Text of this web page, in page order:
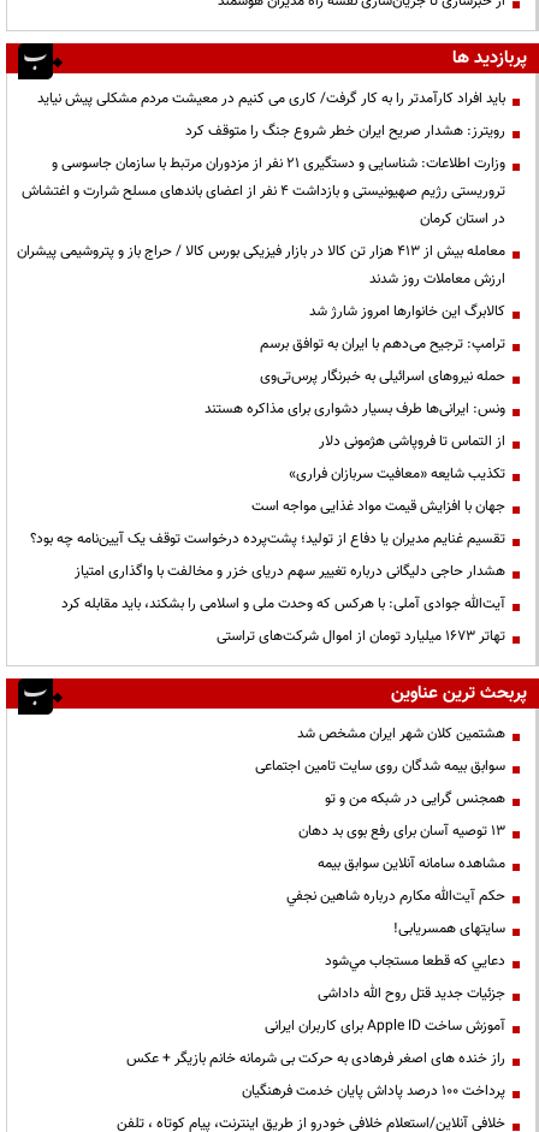
پربازدید ها
باید افراد کارآمدتر را به کار گرفت/ کاری می کنیم در معیشت مردم مشکلی پیش نیاید
رویترز: هشدار صریح ایران خطر شروع جنگ را متوقف کرد
وزارت اطلاعات: شناسایی و دستگیری ۲۱ نفر از مزدوران مرتبط با سازمان جاسوسی و
تروریستی رژیم صهیونیستی و بازداشت ۴ نفر از اعضای باندهای مسلح شرارت و اغتشاش
در استان کرمان
معامله بیش از ۴۱۳ هزار تن کالا در بازار فیزیکی بورس کالا / حراج باز و پتروشیمی پیشران
ارزش معاملات روز شدند
کالابرگ این خانوارها امروز شارژ شد
ترامپ: ترجیح می‌دهم با ایران به توافق برسم
حمله نیروهای اسرائیلی به خبرنگار پرس‌تی‌وی
ونس: ایرانی‌ها طرف بسیار دشواری برای مذاکره هستند
از التماس تا فروپاشی هژمونی دلار
تکذیب شایعه «معافیت سربازان فراری»
جهان با افزایش قیمت مواد غذایی مواجه است
تقسیم غنایم مدیران یا دفاع از تولید؛ پشت‌پرده درخواست توقف یک آیین‌نامه چه بود؟
هشدار حاجی دلیگانی درباره تغییر سهم دریای خزر و مخالفت با واگذاری امتیاز
آیت‌الله جوادی آملی: با هرکس که وحدت ملی و اسلامی را بشکند، باید مقابله کرد
تهاتر ۱۶۷۳ میلیارد تومان از اموال شرکت‌های تراستی
پربحث ترین عناوین
هشتمین کلان شهر ایران مشخص شد
سوابق بیمه شدگان روی سایت تامین اجتماعی
همجنس گرایی در شبکه من و تو
13 توصیه آسان برای رفع بوی بد دهان
مشاهده سامانه آنلاين سوابق بیمه
حكم آيت‌الله مكارم درباره شاهين نجفي
سایتهای همسریابی!
دعايي كه قطعا مستجاب مي‌شود
جزئیات جدید قتل روح الله داداشی
آموزش ساخت Apple ID برای کاربران ایرانی
راز خنده های اصغر فرهادی به حرکت بی شرمانه خانم بازیگر + عکس
پرداخت ۱۰۰ درصد پاداش پایان خدمت فرهنگیان
خلافی آنلاین/استعلام خلافی خودرو از طریق اینترنت، پیام کوتاه ، تلفن